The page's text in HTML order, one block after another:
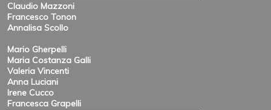
Claudio Mazzoni
Francesco Tonon
Annalisa Scollo
Mario Gherpelli
Maria Costanza Galli
Valeria Vincenti
Anna Luciani
Irene Cucco
Francesca Grapelli